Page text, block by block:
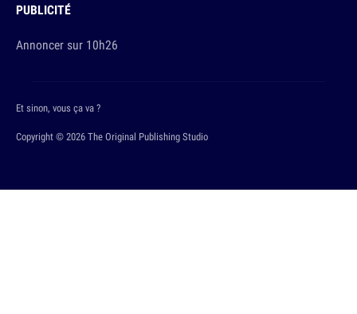
PUBLICITÉ
Annoncer sur 10h26
Copyright © 2026 The Original Publishing Studio
Et sinon, vous ça va ?